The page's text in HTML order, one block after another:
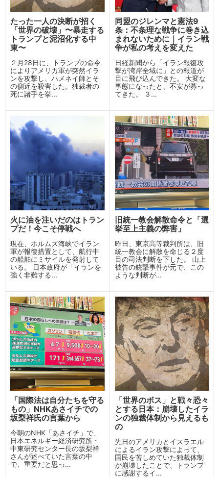
たった一人の決断が招く
「世界の破壊」〜暴走する
トランプと泥沼化する中
東〜
２月28日に、トランプの命令
によりアメリカ軍が突然イラ
ンを攻撃し、ハメネイ師とそ
の側近を殺害した。独裁者の
死に諸手を挙...
同盟のジレンマと憲法9
条：不条理な戦争に巻き込
まれないために｜イラン戦
争が私の考えを変えた
日経新聞から「イラン報復攻
撃が湾岸全域に」との報道が
目に飛び込んできた。 大変な
事態になったと、不安が募っ
てきた。 ３...
火に油を注いだのはトラン
プだ！今こそ停戦へ
現在、ホルムズ海峡でイラン
軍が報復措置として、航行中
の船舶にミサイルを発射して
いる。 日本政府が「イランを
強く非難する...
旧統一教会解散命令と「選
挙至上主義の弊害」
昨日、東京高等裁判所は、旧
統一教会に解散を命じる２度
目の司法判断を下した。 山上
被告の銃撃事件が元で、この
ような判断が...
「国際法は自分たちを守る
もの」NHKあさイチでの
坂梨祥氏の言葉から
今朝のNHK「あさイチ」で、
日本エネルギー経済研究所・
中東研究センター長の坂梨祥
さんが述べていた言葉の中
で、重要だと思っ...
「世界のボス」と戦々恐々
とする日本：崩壊したイラ
ンの独裁体制から見えるも
の
先日のアメリカとイスラエル
によるイラン攻撃によって、
国民を苦しめていた独裁体制
が崩壊したことで、トランプ
に感謝するイ...